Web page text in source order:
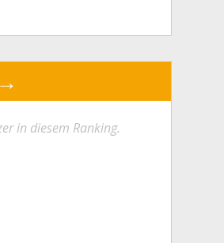
in diesem Ranking.